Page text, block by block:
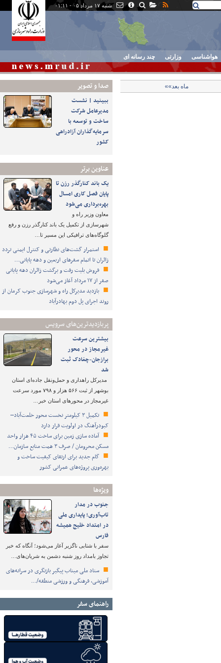
شنبه ۱۷ مرداد ۰۵ - ۰۱:۱۱
هواشناسی وزارتی چند رسانه ای
صدا و تصوير
ببینید | نشست
مدیرعامل شرکت
ساخت و توسعه با
سرمایه‌گذاران آزادراهی
کشور
عناوین برتر
یک باند کنارگذر رزن تا
پایان فصل کاری امسال
بهره‌برداری می‌شود
معاون وزیر راه و
شهرسازی از تکمیل یک باند کنارگذر رزن و رفع
گلوگاه‌های ترافیکی این مسیر تا…
استمرار گشت‌های نظارتی و کنترل ایمنی تردد
زائران تا اتمام سفرهای اربعین و دهه پایانی…
فروش بلیت رفت و برگشت زائران دهه پایانی
صفر از ۱۷ مرداد آغاز می‌شود
بازدید مدیرکل راه و شهرسازی جنوب کرمان از
روند اجرای پل دوم بهادرآباد
پربازدیدترین‌های سرویس
بیشترین سرعت
غیرمجاز در محور
برازجان-چغادک ثبت
شد
مدیرکل راهداری و حمل‌ونقل جاده‌ای استان
بوشهر از ثبت ۵۶۶ هزار و ۷۹۸ مورد سرعت
غیرمجاز در محورهای استان خبر…
تکمیل ۳ کیلومتر نخست محور خلعت‌آباد–
کبودرآهنگ در اولویت قرار دارد
آماده سازی زمین برای ساخت ۴۵ هزار واحد
مسکن محرومان / صرف ۳ همت منابع سازمان…
گام جدید برای ارتقای کیفیت ساخت و
بهره‌وری پروژه‌های عمرانی کشور
ویژه‌ها
جنوب در مدار
تاب‌آوری؛ پایداری ملی
در امتداد خلیج همیشه
فارس
سفر با شتابی ناگزیر آغاز می‌شود؛ آنگاه که خبر
تجاوز بامداد روز شنبه دشمن به شریان‌های…
ستاد ملی میناب پیگیر بازنگری در سرانه‌های
آموزشی، فرهنگی و ورزشی منطقه/…
راهنمای سفر
ماه بعد»»